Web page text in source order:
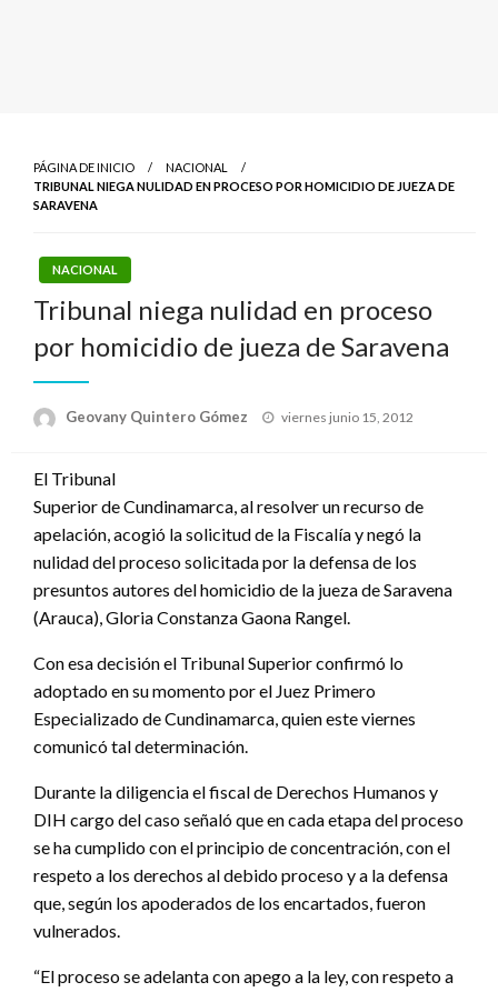
PÁGINA DE INICIO
NACIONAL
TRIBUNAL NIEGA NULIDAD EN PROCESO POR HOMICIDIO DE JUEZA DE
SARAVENA
NACIONAL
Tribunal niega nulidad en proceso
por homicidio de jueza de Saravena
Geovany Quintero Gómez
Publicado
viernes junio 15, 2012
El Tribunal
Superior de Cundinamarca, al resolver un recurso de
apelación, acogió la solicitud de la Fiscalía y negó la
nulidad del proceso solicitada por la defensa de los
presuntos autores del homicidio de la jueza de Saravena
(Arauca), Gloria Constanza Gaona Rangel.
Con esa decisión el Tribunal Superior confirmó lo
adoptado en su momento por el Juez Primero
Especializado de Cundinamarca, quien este viernes
comunicó tal determinación.
Durante la diligencia el fiscal de Derechos Humanos y
DIH cargo del caso señaló que en cada etapa del proceso
se ha cumplido con el principio de concentración, con el
respeto a los derechos al debido proceso y a la defensa
que, según los apoderados de los encartados, fueron
vulnerados.
“El proceso se adelanta con apego a la ley, con respeto a